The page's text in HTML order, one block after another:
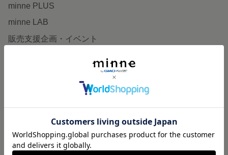
minne PLUS
minne LAB
販売支援企画・イベント
minneとものづくりと
minneの本